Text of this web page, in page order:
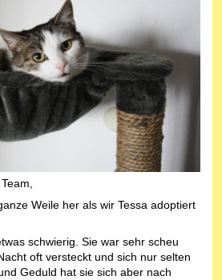
Weile her als wir Tessa adoptiert
schwierig. Sie war sehr scheu
oft versteckt und sich nur selten
Geduld hat sie sich aber nach